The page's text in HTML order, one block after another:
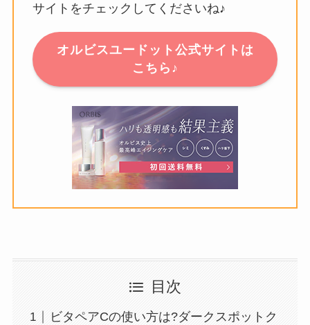
サイトをチェックしてくださいね♪
オルビスユードット公式サイトは
こちら♪
目次
ビタペアCの使い方は?ダークスポットク